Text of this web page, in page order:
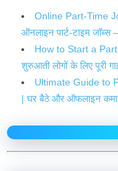
Online Part-Time
ऑनलाइन पार्ट-टाइम
How to Start a
शुरुआती लोगों के लिए पूरी
Ultimate Guide to
| घर बैठे और ऑफलाइन